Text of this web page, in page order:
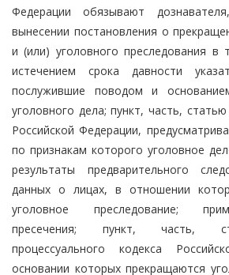
Федерации обязывают
вынесении постановления о
и (или) уголовного преследования в
истечением срока давности
послужившие поводом и
уголовного дела; пункт, часть,
Российской Федерации,
по признакам которого уголовное
результаты предварительного
данных о лицах, в отношении
уголовное преследование;
пресечения; пункт, часть,
процессуального кодекса
основании которых прекращаются